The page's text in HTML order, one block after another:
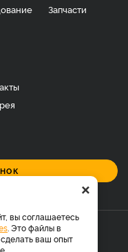
Запчасти
×
вы соглашаетесь
. Это файлы в
ваш опыт